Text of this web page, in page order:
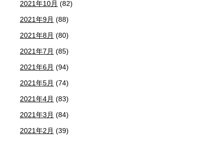
2021年10月 (82)
2021年9月 (88)
2021年8月 (80)
2021年7月 (85)
2021年6月 (94)
2021年5月 (74)
2021年4月 (83)
2021年3月 (84)
2021年2月 (39)